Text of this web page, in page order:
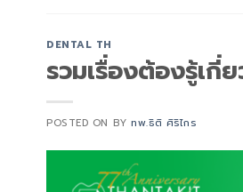
DENTAL TH
รวมเรื่องต้องรู้เกี่
POSTED ON BYทพ.ธิติ ศิริไกร